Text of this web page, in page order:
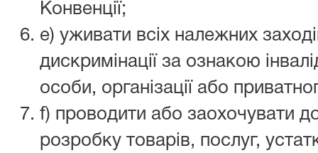
Конвенції;
e) уживати всіх належних
дискримінації за ознакою
особи, організації або
f) проводити або заохочувати
розробку товарів, послуг,